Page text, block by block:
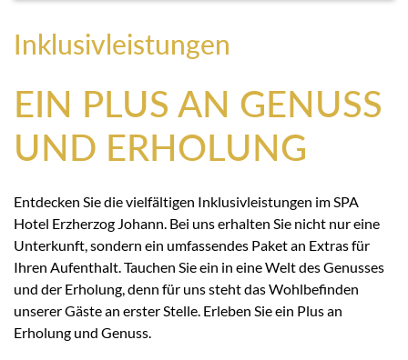
Inklusivleistungen
EIN PLUS AN GENUSS
UND ERHOLUNG
Entdecken Sie die vielfältigen Inklusivleistungen im SPA
Hotel Erzherzog Johann. Bei uns erhalten Sie nicht nur eine
Unterkunft, sondern ein umfassendes Paket an Extras für
Ihren Aufenthalt. Tauchen Sie ein in eine Welt des Genusses
und der Erholung, denn für uns steht das Wohlbefinden
unserer Gäste an erster Stelle. Erleben Sie ein Plus an
Erholung und Genuss.